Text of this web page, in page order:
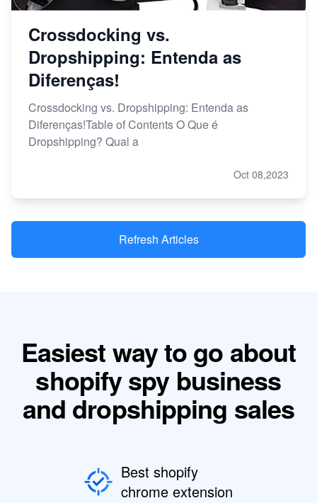
Crossdocking vs.
Dropshipping: Entenda as
Diferenças!
Crossdocking vs. Dropshipping: Entenda as
Diferenças!Table of Contents O Que é
Dropshipping? Qual a
Oct 08,2023
Refresh Articles
Easiest way to go about
shopify spy business
and dropshipping sales
Best shopify
chrome extension